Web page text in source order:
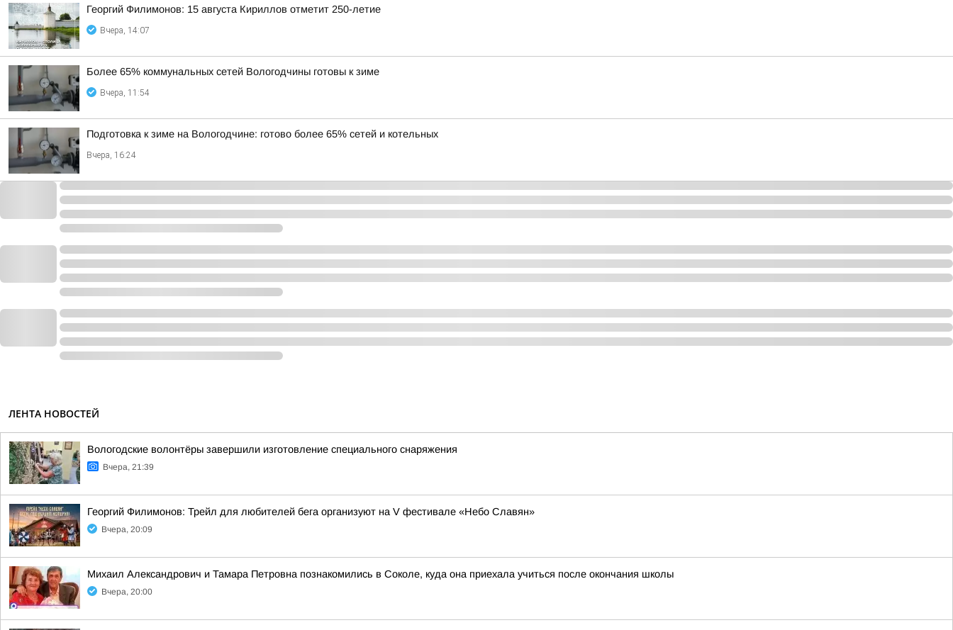
Георгий Филимонов: 15 августа Кириллов отметит 250-летие
Вчера, 14:07
Более 65% коммунальных сетей Вологодчины готовы к зиме
Вчера, 11:54
Подготовка к зиме на Вологодчине: готово более 65% сетей и котельных
Вчера, 16:24
ЛЕНТА НОВОСТЕЙ
Вологодские волонтёры завершили изготовление специального снаряжения
Вчера, 21:39
Георгий Филимонов: Трейл для любителей бега организуют на V фестивале «Небо Славян»
Вчера, 20:09
Михаил Александрович и Тамара Петровна познакомились в Соколе, куда она приехала учиться после окончания школы
Вчера, 20:00